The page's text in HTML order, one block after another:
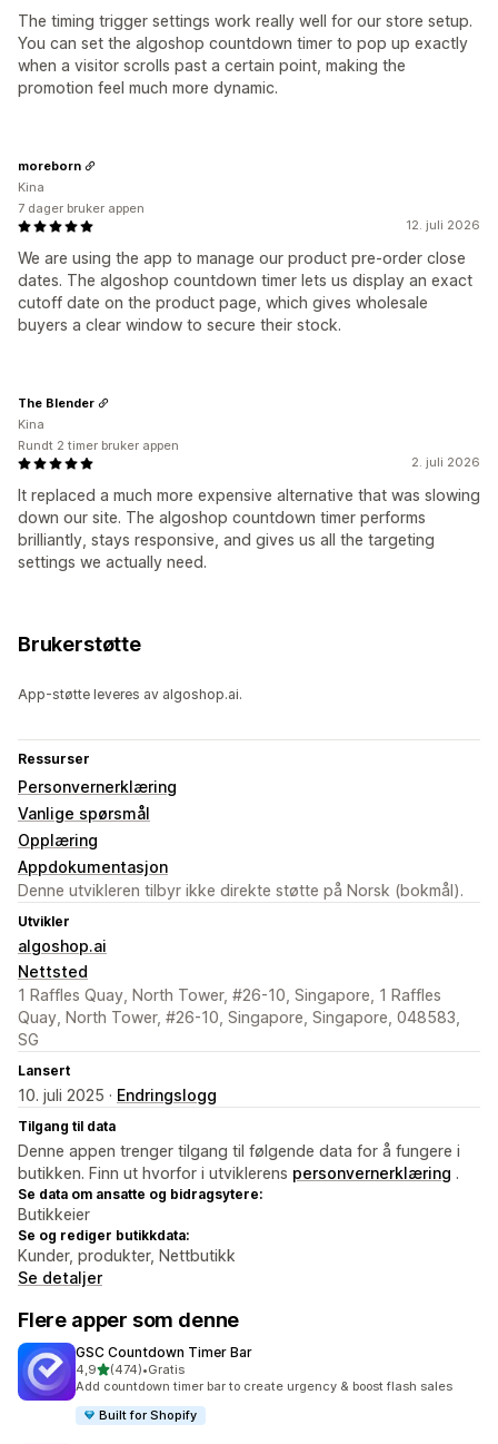
The timing trigger settings work really well for our store setup.
You can set the algoshop countdown timer to pop up exactly
when a visitor scrolls past a certain point, making the
promotion feel much more dynamic.
12. juli 2026
We are using the app to manage our product pre-order close
dates. The algoshop countdown timer lets us display an exact
cutoff date on the product page, which gives wholesale
buyers a clear window to secure their stock.
moreborn
Kina
7 dager bruker appen
2. juli 2026
It replaced a much more expensive alternative that was slowing
down our site. The algoshop countdown timer performs
brilliantly, stays responsive, and gives us all the targeting
settings we actually need.
The Blender
Kina
Rundt 2 timer bruker appen
Brukerstøtte
App-støtte leveres av algoshop.ai.
Ressurser
Personvernerklæring
Vanlige spørsmål
Opplæring
Appdokumentasjon
Denne utvikleren tilbyr ikke direkte støtte på Norsk (bokmål).
Utvikler
algoshop.ai
Nettsted
1 Raffles Quay, North Tower, #26-10, Singapore, 1 Raffles
Quay, North Tower, #26-10, Singapore, Singapore, 048583,
SG
Lansert
10. juli 2025 · Endringslogg
Tilgang til data
Denne appen trenger tilgang til følgende data for å fungere i
butikken. Finn ut hvorfor i utviklerens personvernerklæring .
Se data om ansatte og bidragsytere:
Butikkeier
Se og rediger butikkdata:
Kunder, produkter, Nettbutikk
Se detaljer
Flere apper som denne
GSC Countdown Timer Bar
4,9av 5 stjerner
(474)
Totalt 474 omtaler
•Gratis
Add countdown timer bar to create urgency & boost flash sales
Built for Shopify